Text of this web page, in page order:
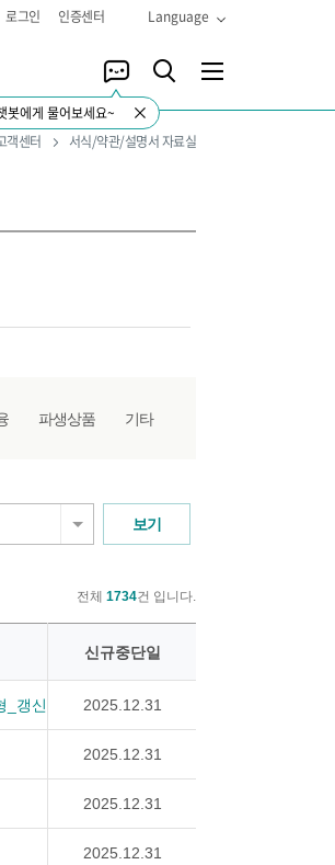
로그인 인증센터 Language
봇에게 물어보세요~
객센터 서식/약관/설명서 자료실
파생상품 기타
전체 1734건 입니다.
신규중단일
_갱신형)(모바일)
2025.12.31
2025.12.31
2025.12.31
2025.12.31